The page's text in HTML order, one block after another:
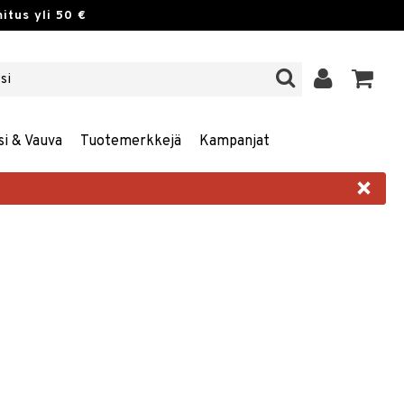
yli 50 €
& Vauva Tuotemerkkejä Kampanjat
×